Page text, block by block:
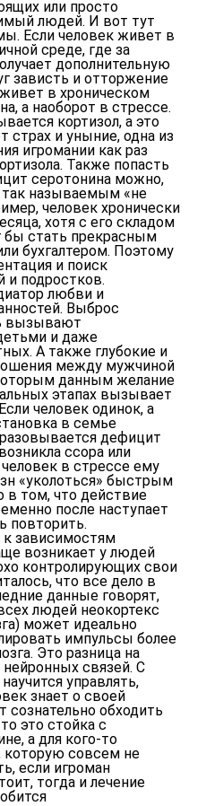
или просто
людей. И вот тут
Если человек живет в
среде, где за
дополнительную
зависть и отторжение
в хроническом
а наоборот в стрессе.
кортизол, а это
и уныние, одна из
игромании как раз
Также попасть
серотонина можно,
называемым «не
человек хронически
хотя с его складом
бы стать прекрасным
бухгалтером. Поэтому
и поиск
и подростков.
любви и
Выброс
вызывают
и даже
А также глубокие и
между мужчиной
данным желание
этапах вызывает
человек одинок, а
в семье
дефицит
ссора или
в стрессе ему
«уколоться» быстрым
том, что действие
после наступает
повторить.
зависимостям
возникает у людей
контролирующих свои
что все дело в
данные говорят,
людей неокортекс
может идеально
импульсы более
Это разница на
связей. С
управлять,
знает о своей
сознательно обходить
это стойка с
а для кого-то
которую совсем не
если игроман
тогда и лечение